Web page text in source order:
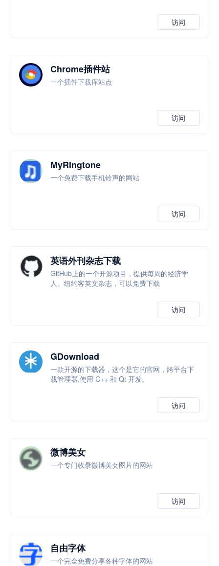
访问
Chrome插件站
一个插件下载库站点
访问
MyRingtone
一个免费下载手机铃声的网站
访问
英语外刊杂志下载
GitHub上的一个开源项目，提供每周的经济学
人、纽约客英文杂志，可以免费下载
访问
GDownload
一款开源的下载器，这个是它的官网，跨平台下
载管理器,使用 C++ 和 Qt 开发。
访问
微博美女
一个专门收录微博美女图片的网站
访问
自由字体
一个完全免费分享各种字体的网站